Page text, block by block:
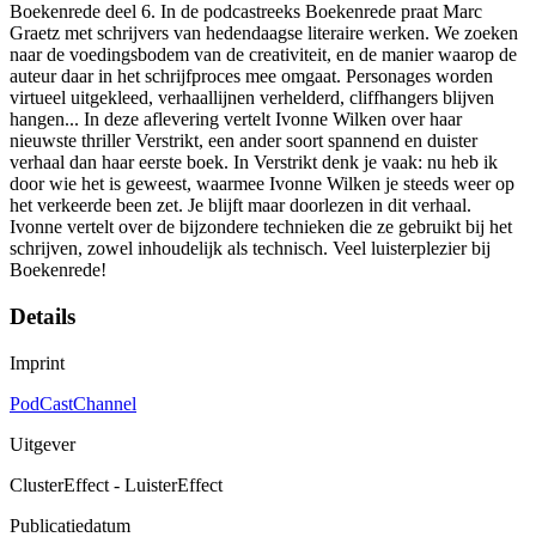
Boekenrede deel 6. In de podcastreeks Boekenrede praat Marc
Graetz met schrijvers van hedendaagse literaire werken. We zoeken
naar de voedingsbodem van de creativiteit, en de manier waarop de
auteur daar in het schrijfproces mee omgaat. Personages worden
virtueel uitgekleed, verhaallijnen verhelderd, cliffhangers blijven
hangen... In deze aflevering vertelt Ivonne Wilken over haar
nieuwste thriller Verstrikt, een ander soort spannend en duister
verhaal dan haar eerste boek. In Verstrikt denk je vaak: nu heb ik
door wie het is geweest, waarmee Ivonne Wilken je steeds weer op
het verkeerde been zet. Je blijft maar doorlezen in dit verhaal.
Ivonne vertelt over de bijzondere technieken die ze gebruikt bij het
schrijven, zowel inhoudelijk als technisch. Veel luisterplezier bij
Boekenrede!
Details
Imprint
PodCastChannel
Uitgever
ClusterEffect - LuisterEffect
Publicatiedatum